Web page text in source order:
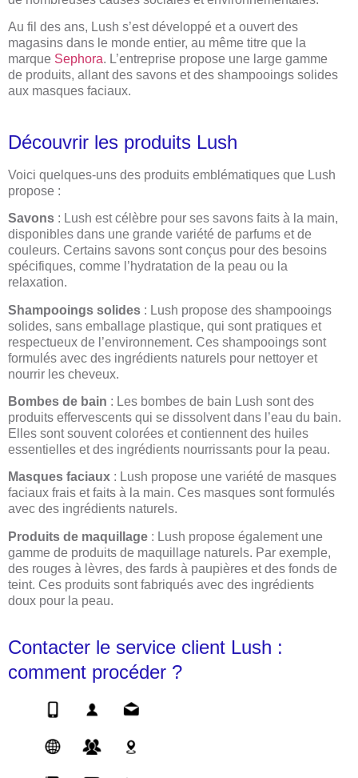
Au fil des ans, Lush s’est développé et a ouvert des
magasins dans le monde entier, au même titre que la
marque Sephora. L’entreprise propose une large gamme
de produits, allant des savons et des shampooings solides
aux masques faciaux.
Découvrir les produits Lush
Voici quelques-uns des produits emblématiques que Lush
propose :
Savons : Lush est célèbre pour ses savons faits à la main,
disponibles dans une grande variété de parfums et de
couleurs. Certains savons sont conçus pour des besoins
spécifiques, comme l’hydratation de la peau ou la
relaxation.
Shampooings solides : Lush propose des shampooings
solides, sans emballage plastique, qui sont pratiques et
respectueux de l’environnement. Ces shampooings sont
formulés avec des ingrédients naturels pour nettoyer et
nourrir les cheveux.
Bombes de bain : Les bombes de bain Lush sont des
produits effervescents qui se dissolvent dans l’eau du bain.
Elles sont souvent colorées et contiennent des huiles
essentielles et des ingrédients nourrissants pour la peau.
Masques faciaux : Lush propose une variété de masques
faciaux frais et faits à la main. Ces masques sont formulés
avec des ingrédients naturels.
Produits de maquillage : Lush propose également une
gamme de produits de maquillage naturels. Par exemple,
des rouges à lèvres, des fards à paupières et des fonds de
teint. Ces produits sont fabriqués avec des ingrédients
doux pour la peau.
Contacter le service client Lush :
comment procéder ?